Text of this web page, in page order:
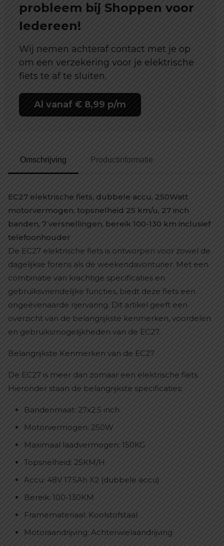
probleem bij Shoppen voor
Iedereen!
Wij nemen achteraf contact met je op
om een verzekering voor je elektrische
fiets te af te sluiten.
Al vanaf € 8,99 p/m
Omschrijving Productinformatie
EC27 elektrische fiets, dubbele accu, 250Watt
motorvermogen, topsnelheid 25 km/u, 27 inch
banden, 7 versnellingen, bereik 100-130 km inclusief
telefoonhouder
De EC27 elektrische fiets is ontworpen voor zowel de
dagelijkse forens als de weekendavonturier. Met een
combinatie van krachtige specificaties en
gebruiksvriendelijke functies, biedt deze fiets een
ongeëvenaarde rijervaring. Dit artikel geeft een
overzicht van de belangrijkste kenmerken, voordelen
en gebruiksmogelijkheden van de EC27.
Belangrijkste Kenmerken van de EC27
De EC27 is meer dan zomaar een elektrische fiets.
Hieronder staan de belangrijkste specificaties:
Bandenmaat: 27x2.5 inch
Motorvermogen: 250W
Maximaal laadvermogen: 150KG
Topsnelheid: 25KM/H
Accu: 48V 17.5Ah X2 (dubbele accu)
Bereik: 100-130KM
Framemateriaal: Koolstofstaal
Motoraandrijving: Achterwielaandrijving